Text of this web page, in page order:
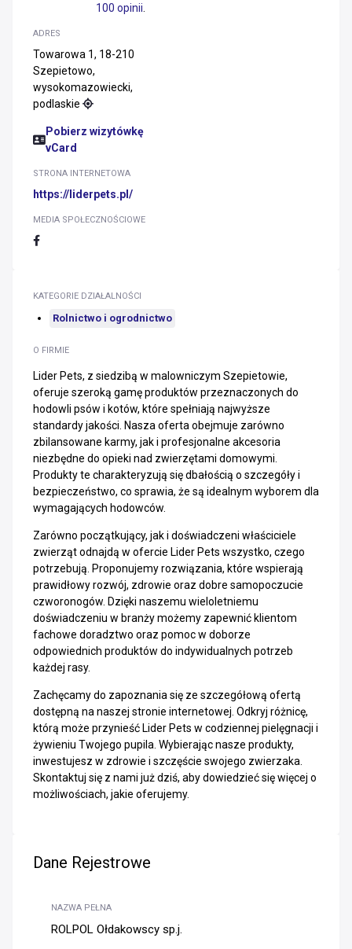
100 opinii
ADRES
Towarowa 1, 18-210
Szepietowo,
wysokomazowiecki,
podlaskie
Pobierz wizytówkę
vCard
STRONA INTERNETOWA
https://liderpets.pl/
MEDIA SPOŁECZNOŚCIOWE
O FIRMIE
Lider Pets, z siedzibą w malowniczym Szepietowie,
oferuje szeroką gamę produktów przeznaczonych do
hodowli psów i kotów, które spełniają najwyższe
standardy jakości. Nasza oferta obejmuje zarówno
zbilansowane karmy, jak i profesjonalne akcesoria
niezbędne do opieki nad zwierzętami domowymi.
Produkty te charakteryzują się dbałością o szczegóły i
bezpieczeństwo, co sprawia, że są idealnym wyborem dla
wymagających hodowców.
Zarówno początkujący, jak i doświadczeni właściciele
zwierząt odnajdą w ofercie Lider Pets wszystko, czego
potrzebują. Proponujemy rozwiązania, które wspierają
prawidłowy rozwój, zdrowie oraz dobre samopoczucie
czworonogów. Dzięki naszemu wieloletniemu
doświadczeniu w branży możemy zapewnić klientom
fachowe doradztwo oraz pomoc w doborze
odpowiednich produktów do indywidualnych potrzeb
każdej rasy.
Zachęcamy do zapoznania się ze szczegółową ofertą
dostępną na naszej stronie internetowej. Odkryj różnicę,
którą może przynieść Lider Pets w codziennej pielęgnacji i
żywieniu Twojego pupila. Wybierając nasze produkty,
inwestujesz w zdrowie i szczęście swojego zwierzaka.
Skontaktuj się z nami już dziś, aby dowiedzieć się więcej o
możliwościach, jakie oferujemy.
KATEGORIE DZIAŁALNOŚCI
Rolnictwo i ogrodnictwo
Dane Rejestrowe
NAZWA PEŁNA
ROLPOL Ołdakowscy sp.j.